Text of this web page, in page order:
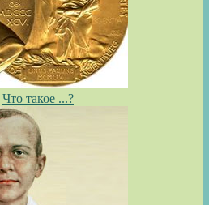
Что такое ...?